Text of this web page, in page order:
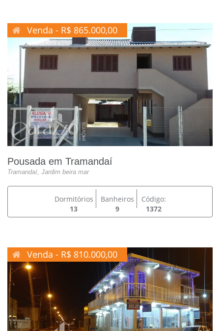
Venda - R$ 865.000,00
Pousada em Tramandaí
Tramandaí, Jardim beira mar
Dormitórios
13
Banheiros
9
Código:
1372
Venda - R$ 810.000,00